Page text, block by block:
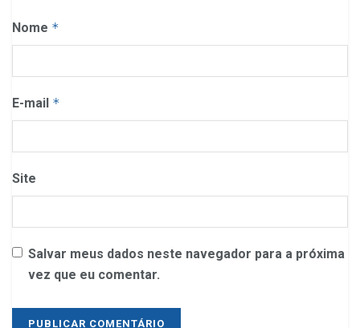
Nome *
E-mail *
Site
Salvar meus dados neste navegador para a próxima
vez que eu comentar.